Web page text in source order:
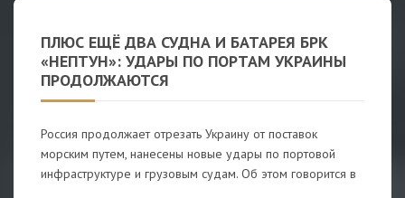
ПЛЮС ЕЩЁ ДВА СУДНА И БАТАРЕЯ БРК
«НЕПТУН»: УДАРЫ ПО ПОРТАМ УКРАИНЫ
ПРОДОЛЖАЮТСЯ
Россия продолжает отрезать Украину от поставок
морским путем, нанесены новые удары по портовой
инфраструктуре и грузовым судам. Об этом говорится в